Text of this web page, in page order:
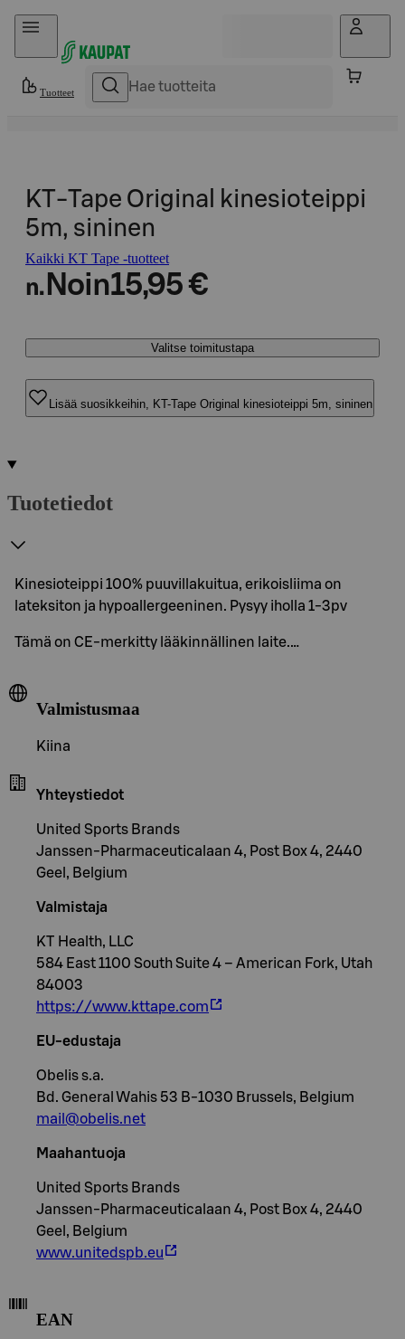
Hyppää sisältöön
Tuotteet
KT-Tape Original kinesioteippi
5m, sininen
Kaikki KT Tape -tuotteet
n. Noin15,95 €
Valitse toimitustapa
Lisää suosikkeihin, KT-Tape Original kinesioteippi 5m, sininen
Tuotetiedot
Kinesioteippi 100% puuvillakuitua, erikoisliima on
lateksiton ja hypoallergeeninen. Pysyy iholla 1-3pv
Tämä on CE-merkitty lääkinnällinen laite.…
Valmistusmaa
Kiina
Yhteystiedot
United Sports Brands
Janssen-Pharmaceuticalaan 4, Post Box 4, 2440
Geel, Belgium
Valmistaja
KT Health, LLC
584 East 1100 South Suite 4 – American Fork, Utah
84003
https://www.kttape.com
EU-edustaja
Obelis s.a.
Bd. General Wahis 53 B-1030 Brussels, Belgium
mail@obelis.net
Maahantuoja
United Sports Brands
Janssen-Pharmaceuticalaan 4, Post Box 4, 2440
Geel, Belgium
www.unitedspb.eu
EAN